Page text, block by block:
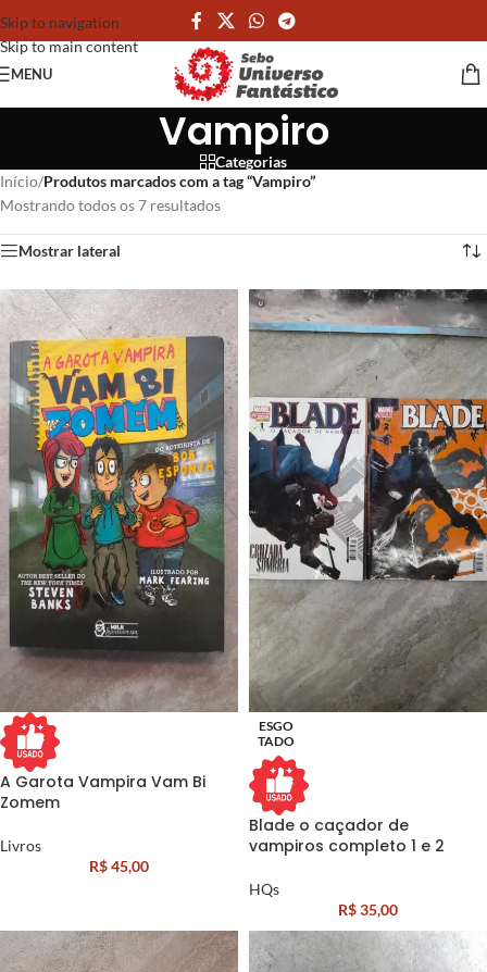
Skip to navigation
Skip to main content
MENU
Vampiro
Categorias
Início/Produtos marcados com a tag “Vampiro”
Mostrando todos os 7 resultados
Mostrar lateral
A Garota Vampira Vam Bi
Zomem
Livros
R$45,00
ESGO
TADO
Blade o caçador de
vampiros completo 1 e 2
HQs
R$35,00